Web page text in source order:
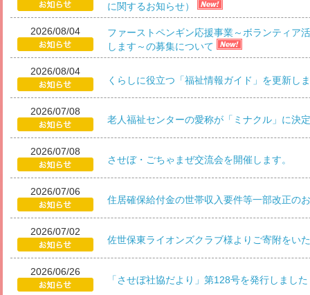
地域福祉 保育園・児童センター 老人福祉センター
に関するお知らせ）
2026/08/04
ファーストペンギン応援事業～ボランティア
します～の募集について
2026/08/04
くらしに役立つ「福祉情報ガイド」を更新し
2026/07/08
老人福祉センターの愛称が「ミナクル」に決
2026/07/08
させぼ・ごちゃまぜ交流会を開催します。
2026/07/06
住居確保給付金の世帯収入要件等一部改正の
2026/07/02
佐世保東ライオンズクラブ様よりご寄附をい
2026/06/26
「させぼ社協だより」第128号を発行しました